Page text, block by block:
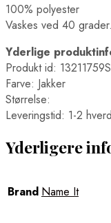
100% polyester
Vaskes ved 40 grader.
Yderlige
Produkt id:
Farve: Jakker
Størrelse:
Leveringstid: 1-2
Yderligere
Brand Name It